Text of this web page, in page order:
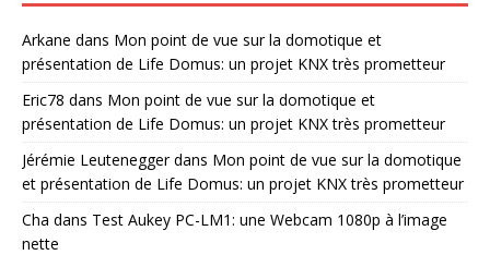
Arkane dans Mon point de vue sur la domotique et
présentation de Life Domus: un projet KNX très prometteur
Eric78 dans Mon point de vue sur la domotique et
présentation de Life Domus: un projet KNX très prometteur
Jérémie Leuteneggerdans Mon point de vue sur la domotique
et présentation de Life Domus: un projet KNX très prometteur
Cha dans Test Aukey PC-LM1: une Webcam 1080p à l’image
nette